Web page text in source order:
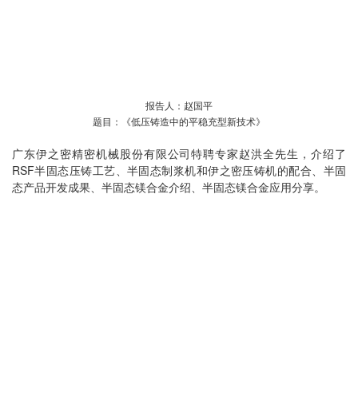
报告人：赵国平
题目：《低压铸造中的平稳充型新技术》
广东伊之密精密机械股份有限公司特聘专家赵洪全先生，介绍了
RSF半固态压铸工艺、半固态制浆机和伊之密压铸机的配合、半固
态产品开发成果、半固态镁合金介绍、半固态镁合金应用分享。